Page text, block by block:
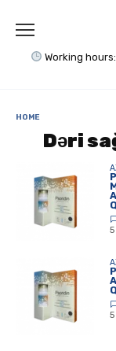
content
Working
HOME
Dəri